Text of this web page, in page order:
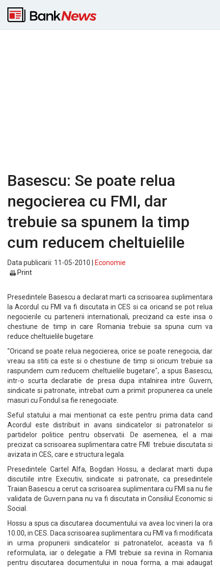
Basescu: Se poate relua
negocierea cu FMI, dar
trebuie sa spunem la timp
cum reducem cheltuielile
Data publicarii: 11-05-2010 |
Economie
Print
Presedintele Basescu a declarat marti ca scrisoarea suplimentara
la Acordul cu FMI va fi discutata in CES si ca oricand se pot relua
negocierile cu partenerii internationali, precizand ca este insa o
chestiune de timp in care Romania trebuie sa spuna cum va
reduce cheltuielile bugetare.
"Oricand se poate relua negocierea, orice se poate renegocia, dar
vreau sa stiti ca este si o chestiune de timp si oricum trebuie sa
raspundem cum reducem cheltuielile bugetare", a spus Basescu,
intr-o scurta declaratie de presa dupa intalnirea intre Guvern,
sindicate si patronate, intrebat cum a primit propunerea ca unele
masuri cu Fondul sa fie renegociate.
Seful statului a mai mentionat ca este pentru prima data cand
Acordul este distribuit in avans sindicatelor si patronatelor si
partidelor politice pentru observatii. De asemenea, el a mai
precizat ca scrisoarea suplimentara catre FMI trebuie discutata si
avizata in CES, care e structura legala.
Presedintele Cartel Alfa, Bogdan Hossu, a declarat marti dupa
discutiile intre Executiv, sindicate si patronate, ca presedintele
Traian Basescu a cerut ca scrisoarea suplimentara cu FMI sa nu fie
validata de Guvern pana nu va fi discutata in Consiliul Economic si
Social.
Hossu a spus ca discutarea documentului va avea loc vineri la ora
10.00, in CES. Daca scrisoarea suplimentara cu FMI va fi modificata
in urma propunerii sindicatelor si patronatelor, aceasta va fi
reformulata, iar o delegatie a FMI trebuie sa revina in Romania
pentru discutarea documentului in noua forma, a mai adaugat